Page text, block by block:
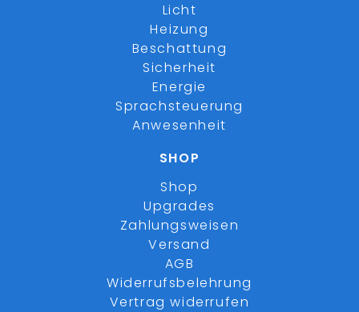
Licht
Heizung
Beschattung
Sicherheit
Energie
Sprachsteuerung
Anwesenheit
SHOP
Shop
Upgrades
Zahlungsweisen
Versand
AGB
Widerrufsbelehrung
Vertrag widerrufen